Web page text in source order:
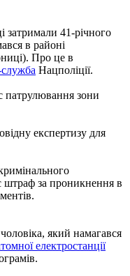
затримали 41-річного
в районі
Про це в
Нацполіції.
патрулювання зони
експертизу для
штраф за проникнення в
який намагався
електростанції